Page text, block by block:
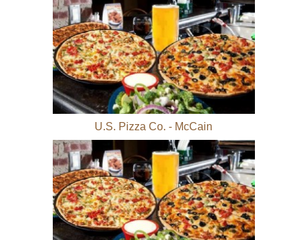
U.S. Pizza Co. - McCain